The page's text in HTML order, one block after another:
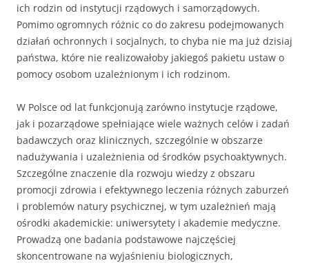
ich rodzin od instytucji rządowych i samorządowych.
Pomimo ogromnych różnic co do zakresu podejmowanych
działań ochronnych i socjalnych, to chyba nie ma już dzisiaj
państwa, które nie realizowałoby jakiegoś pakietu ustaw o
pomocy osobom uzależnionym i ich rodzinom.
W Polsce od lat funkcjonują zarówno instytucje rządowe,
jak i pozarządowe spełniające wiele ważnych celów i zadań
badawczych oraz klinicznych, szczególnie w obszarze
nadużywania i uzależnienia od środków psychoaktywnych.
Szczególne znaczenie dla rozwoju wiedzy z obszaru
promocji zdrowia i efektywnego leczenia różnych zaburzeń
i problemów natury psychicznej, w tym uzależnień mają
ośrodki akademickie: uniwersytety i akademie medyczne.
Prowadzą one badania podstawowe najczęściej
skoncentrowane na wyjaśnieniu biologicznych,